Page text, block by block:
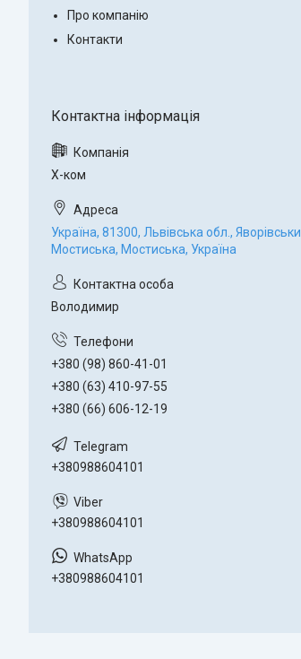
Про компанію
Контакти
Х-ком
Україна, 81300, Львівська обл.,
Мостиська, Мостиська, Україна
Володимир
+380 (98) 860-41-01
+380 (63) 410-97-55
+380 (66) 606-12-19
+380988604101
+380988604101
+380988604101